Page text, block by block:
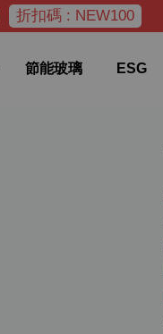
折扣碼 : NEW100
節能玻璃 ESG